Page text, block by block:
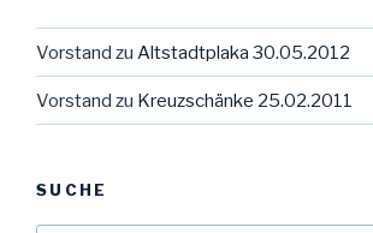
Vorstand zu Altstadtplaka 30.05.2012
Vorstand zu Kreuzschänke 25.02.2011
SUCHE